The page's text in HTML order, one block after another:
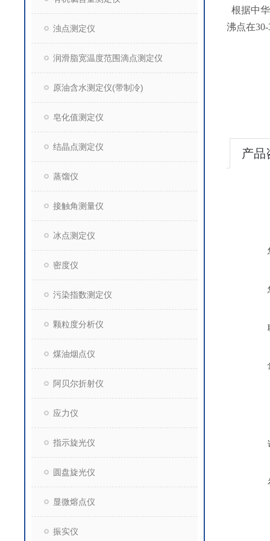
浊点测定仪
润滑脂宽温度范围滴点测定仪
原油含水测定仪(带制冷)
皂化值测定仪
结晶点测定仪
蒸馏仪
接触角测量仪
冰点测定仪
密度仪
污染指数测定仪
颗粒度分析仪
煤油烟点仪
阿贝尔折射仪
应力仪
指示旋光仪
圆盘旋光仪
显微熔点仪
振实仪
根据中
沸点在
产品